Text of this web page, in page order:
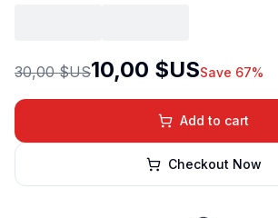
30,00 $US10,00 $USSave 67%
Add to cart
Checkout Now